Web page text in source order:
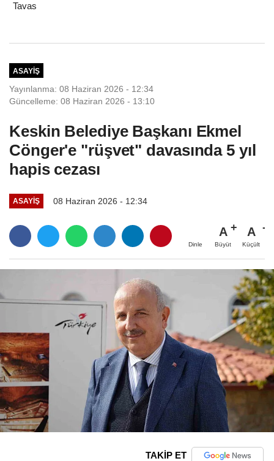
Tavas
ASAYIŞ
Yayınlanma: 08 Haziran 2026 - 12:34
Güncelleme: 08 Haziran 2026 - 13:10
Keskin Belediye Başkanı Ekmel
Cönger'e "rüşvet" davasında 5 yıl
hapis cezası
ASAYIŞ 08 Haziran 2026 - 12:34
Dinle
A
Büyüt
A
Küçült
TAKİP ET